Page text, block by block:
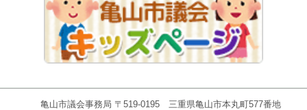
亀山市議会事務局 〒519-0195 三重県亀山市本丸町577番地